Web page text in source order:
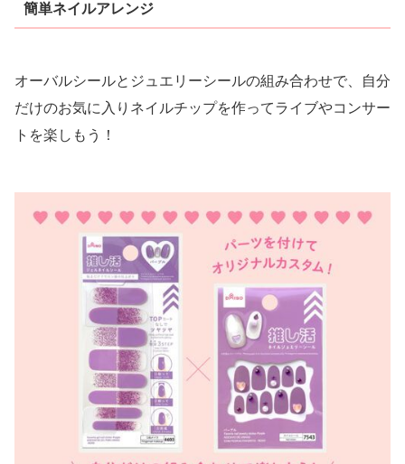
簡単ネイルアレンジ
オーバルシールとジュエリーシールの組み合わせで、自分
だけのお気に入りネイルチップを作ってライブやコンサー
トを楽しもう！